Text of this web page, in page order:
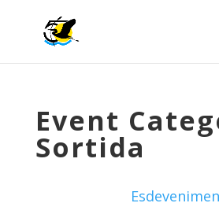
Event
Sortida